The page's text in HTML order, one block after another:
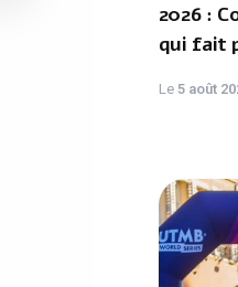
2026 :
qui fait
Le 5 août